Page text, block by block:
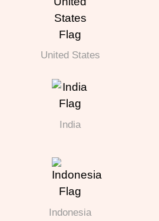
United States
India
Indonesia